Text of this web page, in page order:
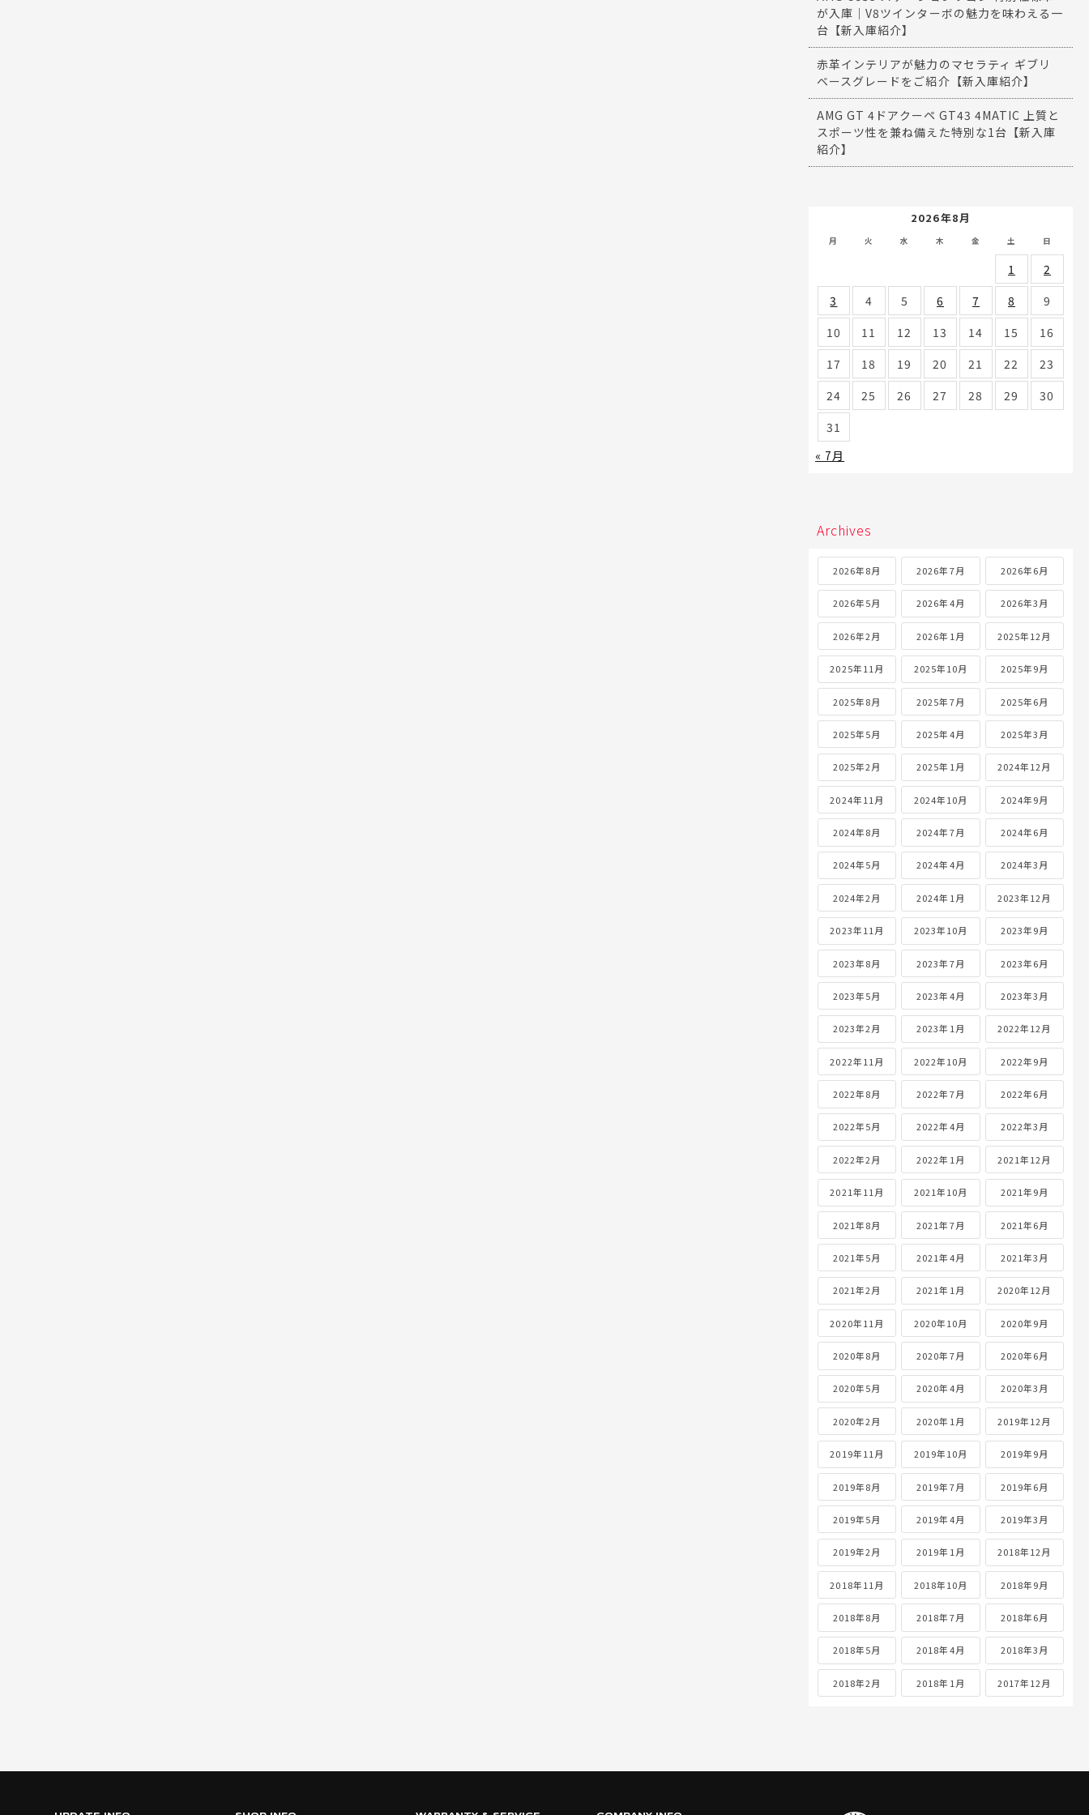
が入庫｜V8ツインターボの魅力を味わえる一
台【新入庫紹介】
赤革インテリアが魅力のマセラティ ギブリ
ベースグレードをご紹介【新入庫紹介】
AMG GT 4ドアクーペ GT43 4MATIC 上質と
スポーツ性を兼ね備えた特別な1台【新入庫
紹介】
2026年8月
月 火 水 木 金 土 日
1
2
3
4 5 6 7 8
9
10
11 12 13 14 15
16
17
18 19 20 21 22
23
24
25 26 27 28 29
30
31
« 7月
Archives
2026年8月 2026年7月 2026年6月
2026年5月 2026年4月 2026年3月
2026年2月 2026年1月 2025年12月
2025年11月 2025年10月 2025年9月
2025年8月 2025年7月 2025年6月
2025年5月 2025年4月 2025年3月
2025年2月 2025年1月 2024年12月
2024年11月 2024年10月 2024年9月
2024年8月 2024年7月 2024年6月
2024年5月 2024年4月 2024年3月
2024年2月 2024年1月 2023年12月
2023年11月 2023年10月 2023年9月
2023年8月 2023年7月 2023年6月
2023年5月 2023年4月 2023年3月
2023年2月 2023年1月 2022年12月
2022年11月 2022年10月 2022年9月
2022年8月 2022年7月 2022年6月
2022年5月 2022年4月 2022年3月
2022年2月 2022年1月 2021年12月
2021年11月 2021年10月 2021年9月
2021年8月 2021年7月 2021年6月
2021年5月 2021年4月 2021年3月
2021年2月 2021年1月 2020年12月
2020年11月 2020年10月 2020年9月
2020年8月 2020年7月 2020年6月
2020年5月 2020年4月 2020年3月
2020年2月 2020年1月 2019年12月
2019年11月 2019年10月 2019年9月
2019年8月 2019年7月 2019年6月
2019年5月 2019年4月 2019年3月
2019年2月 2019年1月 2018年12月
2018年11月 2018年10月 2018年9月
2018年8月 2018年7月 2018年6月
2018年5月 2018年4月 2018年3月
2018年2月 2018年1月 2017年12月